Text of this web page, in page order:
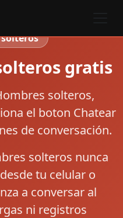
gratis
solteros,
el boton Chatear
de conversación.
solteros nunca
tu celular o
a conversar al
ni registros